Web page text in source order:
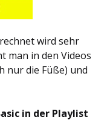
wird sehr
man in den Videos
nur die Füße) und
in der Playlist